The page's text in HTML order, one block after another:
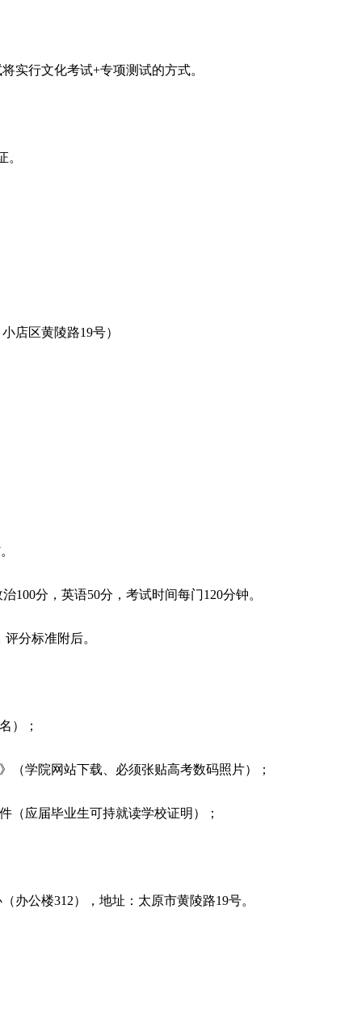
实行文化考试+专项测试的方式。
。
店区黄陵路19号）
100分，英语50分，考试时间每门120分钟。
分标准附后。
）；
（学院网站下载、必须张贴高考数码照片）；
（应届毕业生可持就读学校证明）；
办公楼312），地址：太原市黄陵路19号。